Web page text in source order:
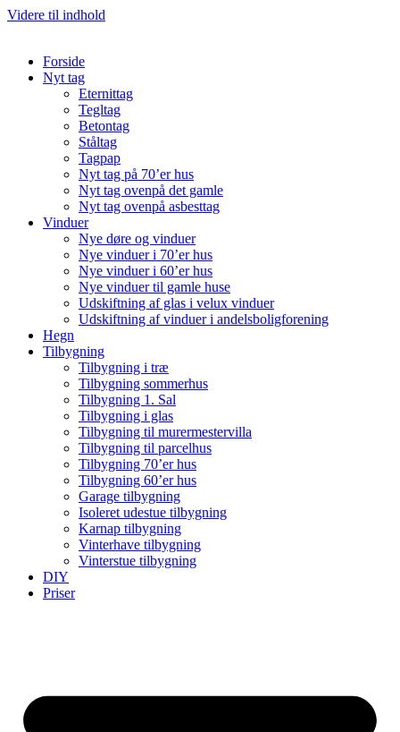
Videre til indhold
Forside
Nyt tag
Eternittag
Tegltag
Betontag
Ståltag
Tagpap
Nyt tag på 70’er hus
Nyt tag ovenpå det gamle
Nyt tag ovenpå asbesttag
Vinduer
Nye døre og vinduer
Nye vinduer i 70’er hus
Nye vinduer i 60’er hus
Nye vinduer til gamle huse
Udskiftning af glas i velux vinduer
Udskiftning af vinduer i andelsboligforening
Hegn
Tilbygning
Tilbygning i træ
Tilbygning sommerhus
Tilbygning 1. Sal
Tilbygning i glas
Tilbygning til murermestervilla
Tilbygning til parcelhus
Tilbygning 70’er hus
Tilbygning 60’er hus
Garage tilbygning
Isoleret udestue tilbygning
Karnap tilbygning
Vinterhave tilbygning
Vinterstue tilbygning
DIY
Priser